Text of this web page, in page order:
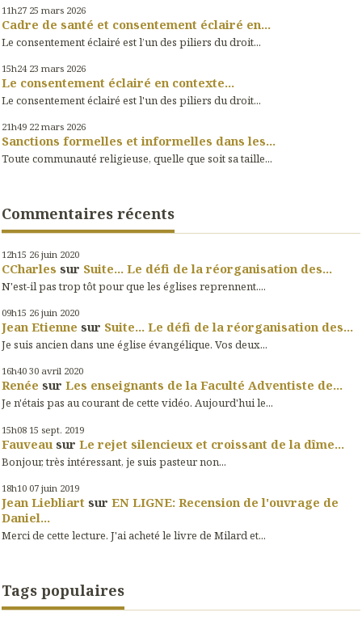
11h27 25 mars 2026
Cadre de santé et consentement éclairé en...
Le consentement éclairé est l’un des piliers du droit...
15h24 23 mars 2026
Le consentement éclairé en contexte...
Le consentement éclairé est l'un des piliers du droit...
21h49 22 mars 2026
Sanctions formelles et informelles dans les...
Toute communauté religieuse, quelle que soit sa taille...
Commentaires récents
12h15 26 juin 2020
CCharles sur Suite... Le défi de la réorganisation des...
N'est-il pas trop tôt pour que les églises reprennent....
09h15 26 juin 2020
Jean Etienne sur Suite... Le défi de la réorganisation des...
Je suis ancien dans une église évangélique. Vos deux...
16h40 30 avril 2020
Renée sur Les enseignants de la Faculté Adventiste de...
Je n'étais pas au courant de cette vidéo. Aujourd'hui le...
15h08 15 sept. 2019
Fauveau sur Le rejet silencieux et croissant de la dîme...
Bonjour, très intéressant, je suis pasteur non...
18h10 07 juin 2019
Jean Liebliart sur EN LIGNE: Recension de l'ouvrage de
Daniel...
Merci de cette lecture. J'ai acheté le livre de Milard et...
Tags populaires